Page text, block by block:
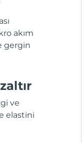
akım
gergin
ve
elastini